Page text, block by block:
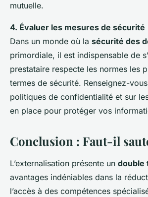
mutuelle.
4. Évaluer les mesures de sécurité
Dans un monde où la sécurité des
primordiale, il est indispensable de
prestataire respecte les normes les
termes de sécurité. Renseignez-
politiques de confidentialité et sur
en place pour protéger vos
Conclusion : Faut-il
L’externalisation présente un double
avantages indéniables dans la
l’accès à des compétences